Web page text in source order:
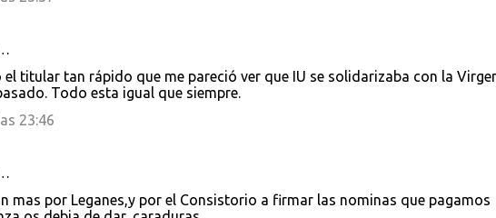
el titular tan rápido que me pareció ver que IU se solidarizaba con la
Todo esta igual que siempre.
23:46
mas por Leganes,y por el Consistorio a firmar las nominas que pagamos